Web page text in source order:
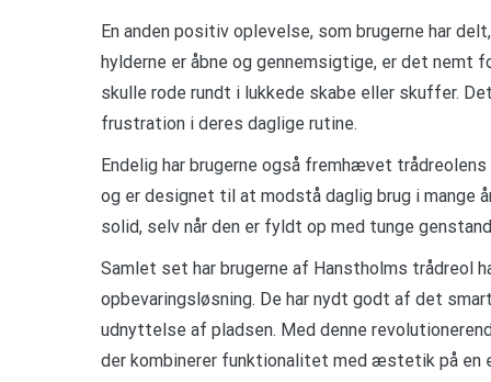
En anden positiv oplevelse, som brugerne har
hylderne er åbne og gennemsigtige, er det nemt
skulle rode rundt i lukkede skabe eller skuffer.
frustration i deres daglige rutine.
Endelig har brugerne også fremhævet
og er designet til at modstå daglig brug i mange
solid, selv når den er fyldt op med tunge
Samlet set har brugerne af Hanstholms trådreol
opbevaringsløsning. De har nydt godt af det
udnyttelse af pladsen. Med denne
der kombinerer funktionalitet med æstetik på en